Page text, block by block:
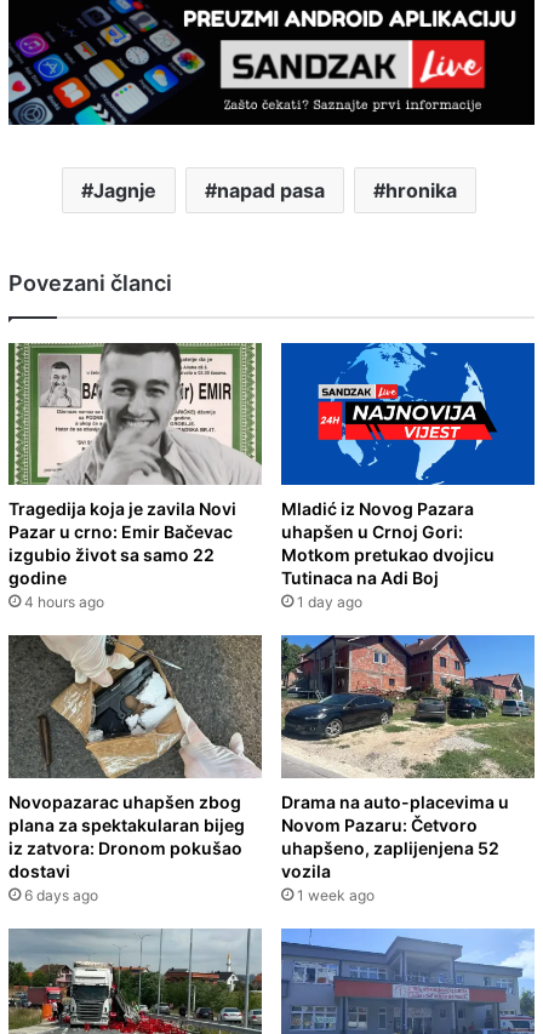
Jagnje napad pasa hronika
Povezani članci
Tragedija koja je zavila Novi
Pazar u crno: Emir Bačevac
izgubio život sa samo 22
godine
4 hours ago
Mladić iz Novog Pazara
uhapšen u Crnoj Gori:
Motkom pretukao dvojicu
Tutinaca na Adi Boj
1 day ago
Novopazarac uhapšen zbog
plana za spektakularan bijeg
iz zatvora: Dronom pokušao
dostavi
6 days ago
Drama na auto-placevima u
Novom Pazaru: Četvoro
uhapšeno, zaplijenjena 52
vozila
1 week ago